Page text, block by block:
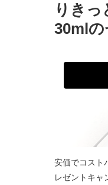
りき
30mlの
安価でコスト
レゼントキャ